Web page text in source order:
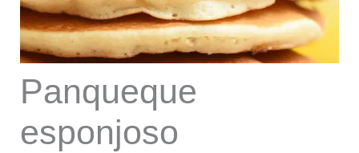
Panqueque
esponjoso